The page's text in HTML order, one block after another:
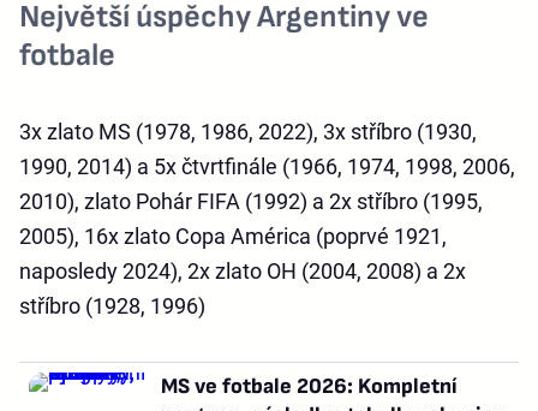
Největší úspěchy Argentiny ve
fotbale
3x zlato MS (1978, 1986, 2022), 3x stříbro (1930,
1990, 2014) a 5x čtvrtfinále (1966, 1974, 1998, 2006,
2010), zlato Pohár FIFA (1992) a 2x stříbro (1995,
2005), 16x zlato Copa América (poprvé 1921,
naposledy 2024), 2x zlato OH (2004, 2008) a 2x
stříbro (1928, 1996)
MS ve fotbale 2026: Kompletní